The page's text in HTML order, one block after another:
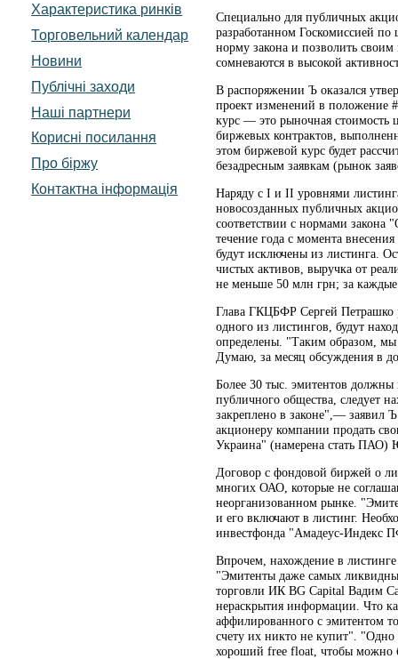
Характеристика pинків
Торговельний календар
Новини
Публічні заходи
Наші партнери
Корисні посилання
Про біржу
Контактна інформація
Специально для публичных
разработанном Госкомиссией
норму закона и позволить
сомневаются в высокой
В распоряжении Ъ оказался
проект изменений в положение
курс — это рыночная стоимость
биржевых контрактов,
этом биржевой курс будет
безадресным заявкам (рынок
Наряду с I и II уровнями
новосозданных публичных
соответствии с нормами закона
течение года с момента
будут исключены из листинга.
чистых активов, выручка от
не меньше 50 млн грн; за
Глава ГКЦБФР Сергей Петрашко
одного из листингов, будут
определены. "Таким образом,
Думаю, за месяц обсуждения в
Более 30 тыс. эмитентов должны
публичного общества, следует
закреплено в законе",— заявил
акционеру компании продать
Украина" (намерена стать ПАО)
Договор с фондовой биржей о
многих ОАО, которые не
неорганизованном рынке.
и его включают в листинг.
инвестфонда "Амадеус-Индекс
Впрочем, нахождение в
"Эмитенты даже самых
торговли ИК BG Capital Вадим
нераскрытия информации. Что
аффилированного с эмитентом
счету их никто не купит". "Одно
хороший free float, чтобы можно